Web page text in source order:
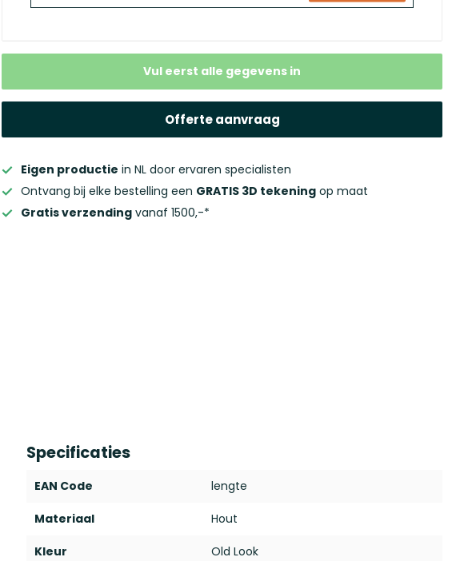
Vul eerst alle gegevens in
Offerte aanvraag
Eigen productie in NL door ervaren specialisten
Ontvang bij elke bestelling een GRATIS 3D tekening op maat
Gratis verzending vanaf 1500,-*
Specificaties
EAN Code lengte
Materiaal Hout
Kleur Old Look